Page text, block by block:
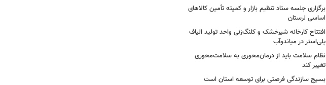
برگزاری جلسه ستاد تنظیم بازار و کمیته تأمین کالاهای
اساسی لرستان
افتتاح کارخانه شیرخشک و کلنگ‌زنی واحد تولید الیاف
پلی‌استر در میاندوآب
نظام سلامت باید از درمان‌محوری به سلامت‌محوری
تغییر کند
بسیج سازندگی فرصتی برای توسعه استان است